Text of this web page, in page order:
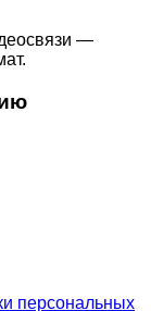
—
персональных